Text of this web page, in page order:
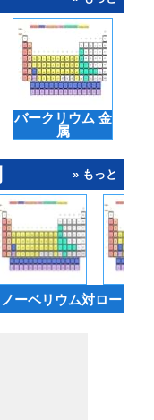
バークリウム 金
属
» もっと
ノーベリウム対ローレン